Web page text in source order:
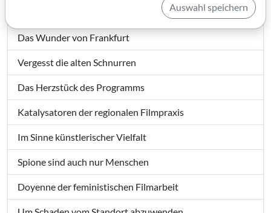
Das Wunder von Frankfurt
Vergesst die alten Schnurren
Das Herzstück des Programms
Katalysatoren der regionalen Filmpraxis
Im Sinne künstlerischer Vielfalt
Spione sind auch nur Menschen
Doyenne der feministischen Filmarbeit
Auswahl speichern